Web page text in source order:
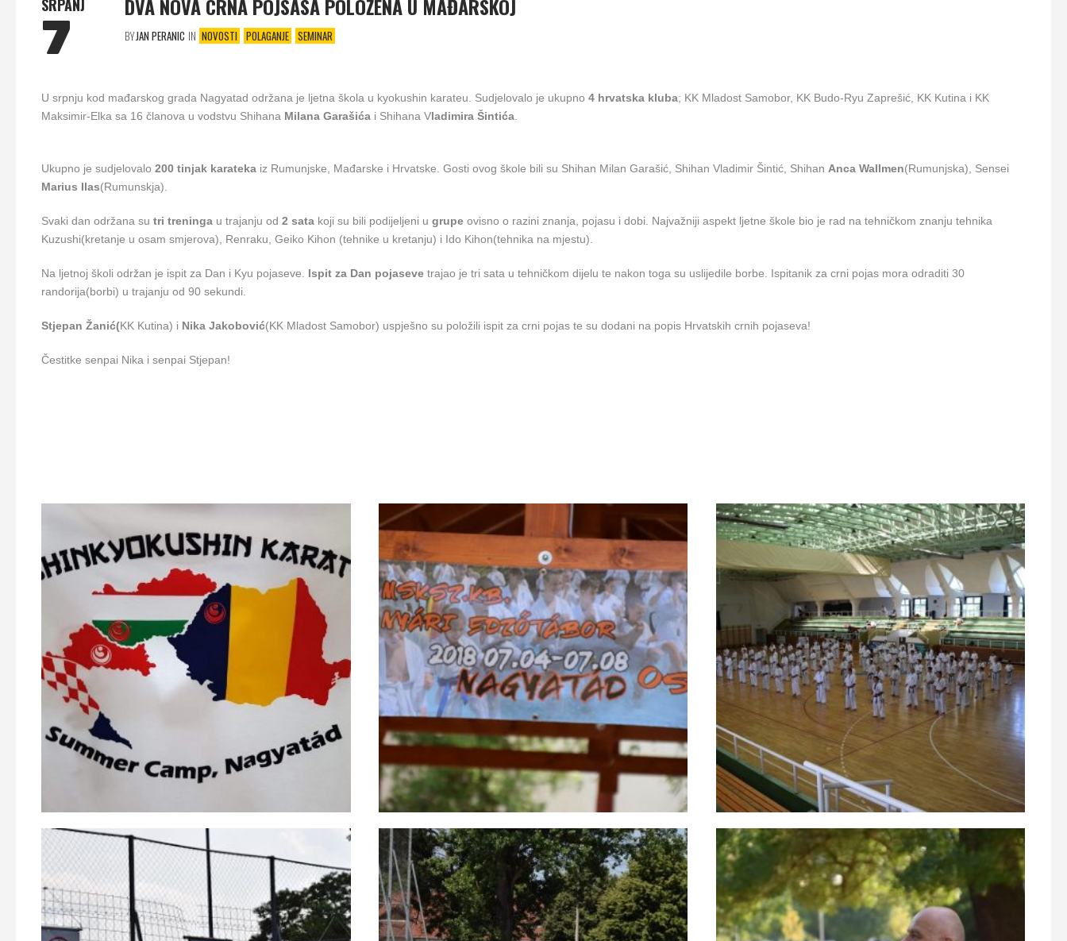
SRPANJ
7
DVA NOVA CRNA POJSASA POLOŽENA U MAĐARSKOJ
BYJAN PERANIC IN NOVOSTI POLAGANJE SEMINAR
U srpnju kod mađarskog grada Nagyatad održana je ljetna škola u kyokushin karateu. Sudjelovalo je ukupno 4 hrvatska kluba; KK Mladost Samobor, KK Budo-Ryu Zaprešić, KK Kutina i KK
Maksimir-Elka sa 16 članova u vodstvu Shihana Milana Garašića i Shihana Vladimira Šintića.
Ukupno je sudjelovalo 200 tinjak karateka iz Rumunjske, Mađarske i Hrvatske. Gosti ovog škole bili su Shihan Milan Garašić, Shihan Vladimir Šintić, Shihan Anca Wallmen(Rumunjska), Sensei
Marius Ilas(Rumunskja).
Svaki dan održana su tri treninga u trajanju od 2 sata koji su bili podijeljeni u grupe ovisno o razini znanja, pojasu i dobi. Najvažniji aspekt ljetne škole bio je rad na tehničkom znanju tehnika
Kuzushi(kretanje u osam smjerova), Renraku, Geiko Kihon (tehnike u kretanju) i Ido Kihon(tehnika na mjestu).
Na ljetnoj školi održan je ispit za Dan i Kyu pojaseve. Ispit za Dan pojaseve trajao je tri sata u tehničkom dijelu te nakon toga su uslijedile borbe. Ispitanik za crni pojas mora odraditi 30
randorija(borbi) u trajanju od 90 sekundi.
Stjepan Žanić(KK Kutina) i Nika Jakobović(KK Mladost Samobor) uspješno su položili ispit za crni pojas te su dodani na popis Hrvatskih crnih pojaseva!
Čestitke senpai Nika i senpai Stjepan!